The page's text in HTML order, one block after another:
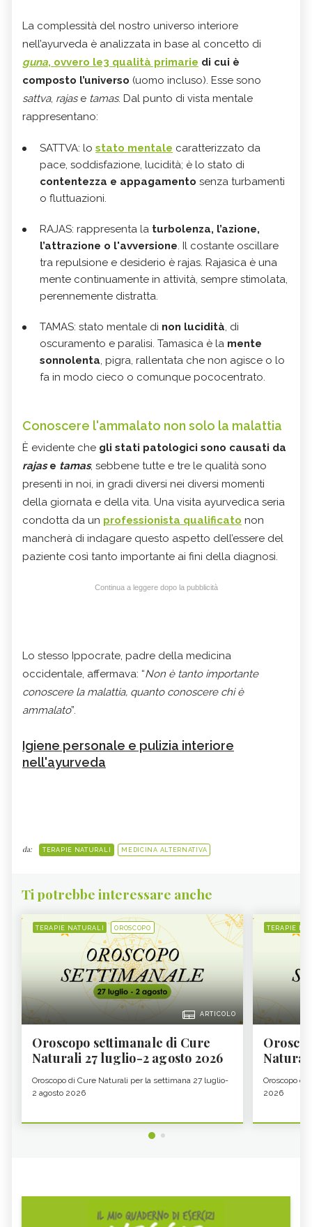
La complessità del nostro universo interiore
nell’ayurveda è analizzata in base al concetto di
guna, ovvero le3 qualità primarie di cui è
composto l’universo (uomo incluso). Esse sono
sattva, rajase tamas. Dal punto di vista mentale
rappresentano:
SATTVA: lo stato mentale caratterizzato da
pace, soddisfazione, lucidità; è lo stato di
contentezza e appagamento senza turbamenti
o fluttuazioni.
RAJAS: rappresenta la turbolenza, l’azione,
l’attrazione o l'avversione. Il costante oscillare
tra repulsione e desiderio è rajas. Rajasica è una
mente continuamente in attività, sempre stimolata,
perennemente distratta.
TAMAS: stato mentale di non lucidità, di
oscuramento e paralisi. Tamasica è la mente
sonnolenta, pigra, rallentata che non agisce o lo
fa in modo cieco o comunque pococentrato.
Conoscere l'ammalato non solo la malattia
È evidente che gli stati patologici sono causati da
rajase tamas, sebbene tutte e tre le qualità sono
presenti in noi, in gradi diversi nei diversi momenti
della giornata e della vita. Una visita ayurvedica seria
condotta da un professionista qualificato non
mancherà di indagare questo aspetto dell’essere del
paziente così tanto importante ai fini della diagnosi.
Continua a leggere dopo la pubblicità
Lo stesso Ippocrate, padre della medicina
occidentale, affermava: “Non è tanto importante
conoscere la malattia, quanto conoscere chi è
ammalato”.
Igiene personale e pulizia interiore
nell'ayurveda
da: TERAPIE NATURALI MEDICINA ALTERNATIVA
Ti potrebbe interessare anche
TERAPIE NATURALI OROSCOPO
ARTICOLO
Oroscopo settimanale di Cure
Naturali 27 luglio-2 agosto 2026
Oroscopo di Cure Naturali per la settimana 27 luglio-
2 agosto 2026
TERAPIE
Oroscopo di
2026